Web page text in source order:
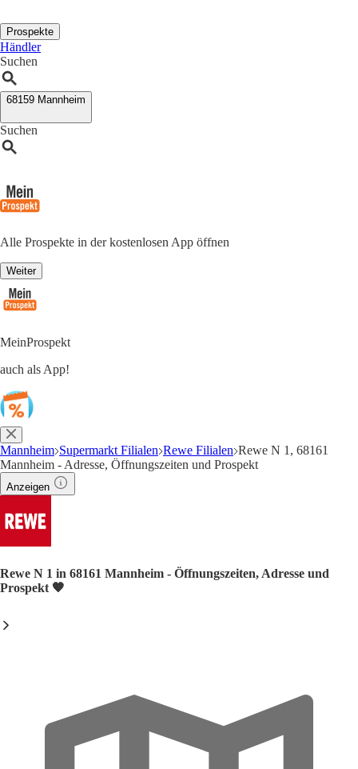
Prospekte
Händler
Suchen
68159 Mannheim
Suchen
Alle Prospekte in der kostenlosen App öffnen
Weiter
MeinProspekt
auch als App!
Mannheim Supermarkt Filialen Rewe Filialen Rewe N 1, 68161
Mannheim - Adresse, Öffnungszeiten und Prospekt
Anzeigen
Rewe N 1 in 68161 Mannheim - Öffnungszeiten, Adresse und
Prospekt 🧡